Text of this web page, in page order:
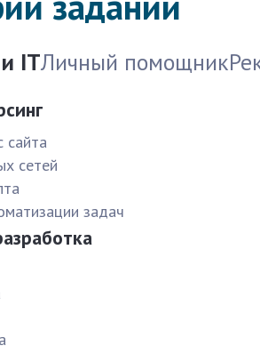
ITЛичный помощник
сайта
сетей
задач